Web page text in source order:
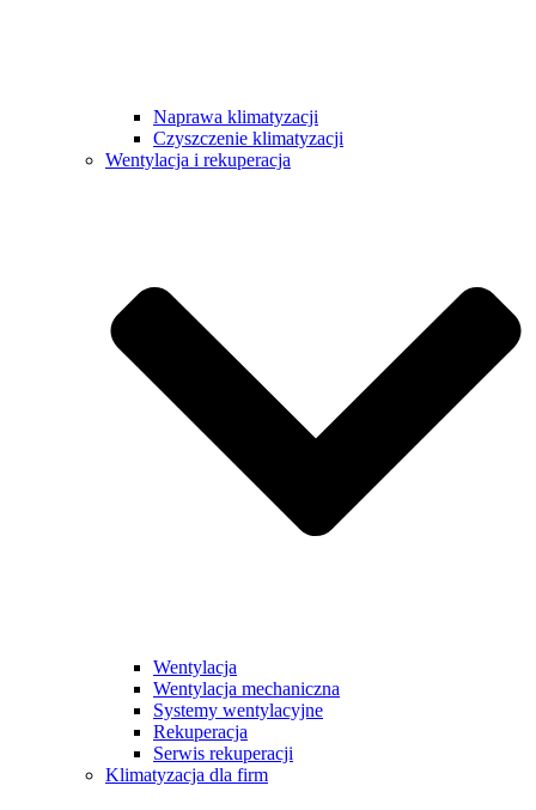
Naprawa klimatyzacji
Czyszczenie klimatyzacji
Wentylacja i rekuperacja
Wentylacja
Wentylacja mechaniczna
Systemy wentylacyjne
Rekuperacja
Serwis rekuperacji
Klimatyzacja dla firm